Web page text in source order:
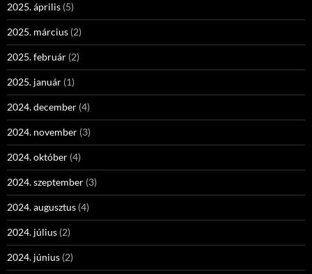
2025. április (5)
2025. március (2)
2025. február (2)
2025. január (1)
2024. december (4)
2024. november (3)
2024. október (4)
2024. szeptember (3)
2024. augusztus (4)
2024. július (2)
2024. június (2)